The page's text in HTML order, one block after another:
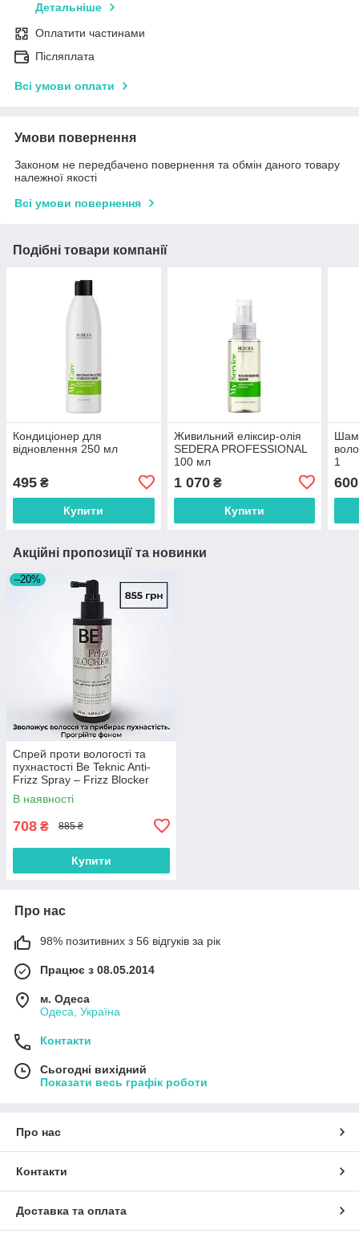
Детальніше
Оплатити частинами
Післяплата
Всі умови оплати
Умови повернення
Законом не передбачено повернення та обмін даного товару
належної якості
Всі умови повернення
Подібні товари компанії
Кондиціонер для
відновлення 250 мл
495 ₴
Купити
Живильний еліксир-олія
SEDERA PROFESSIONAL
100 мл
1 070₴
Купити
1
600
Акційні пропозиції та новинки
–20%
Спрей проти вологості та
пухнастості Be Teknic Anti-
Frizz Spray – Frizz Blocker
150 ml
В наявності
708 ₴ 885 ₴
Купити
Про нас
98% позитивних з 56 відгуків за рік
Працює з 08.05.2014
м. Одеса
Одеса, Україна
Контакти
Сьогодні вихідний
Показати весь графік роботи
Про нас
Контакти
Доставка та оплата